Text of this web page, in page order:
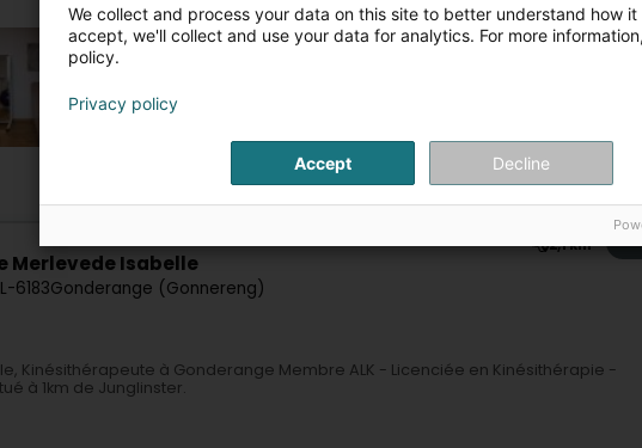
Kiné Osteopath Kinésithérapie
2,1 km
Merlevede Isabelle
L-6183Gonderange (Gonnereng)
Kinésithérapeute à Gonderange Membre ALK - Licenciée en Kinésithérapie -
à 1km de Junglinster.
We collect and process your data on this site to better understand how it
accept, we'll collect and use your data for analytics. For more
policy.
Privacy policy
Accept Decline